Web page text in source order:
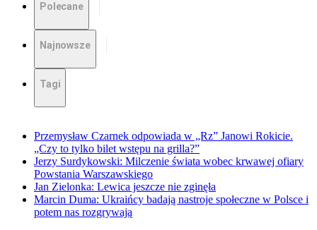
Polecane
Najnowsze
Tagi
Przemysław Czarnek odpowiada w „Rz” Janowi Rokicie.
„Czy to tylko bilet wstępu na grilla?”
Jerzy Surdykowski: Milczenie świata wobec krwawej ofiary
Powstania Warszawskiego
Jan Zielonka: Lewica jeszcze nie zginęła
Marcin Duma: Ukraińcy badają nastroje społeczne w Polsce i
potem nas rozgrywają